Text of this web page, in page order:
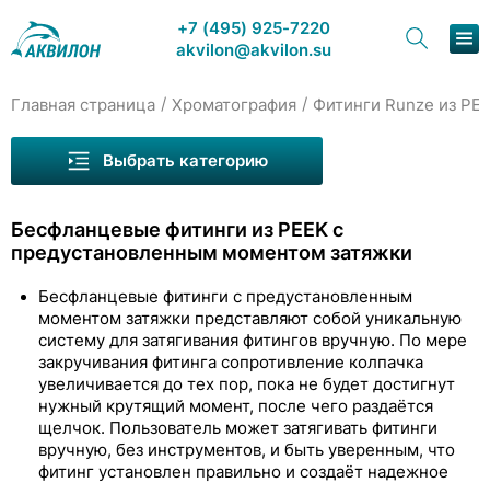
+7 (495) 925-7220
akvilon@akvilon.su
Сервис и ремонт
О компании
Контакты
Главная страница / Хроматография / Фитинги Runze из
Бесфланцевые фитинги из PEEK с
предустановленным моментом затяжки
Бесфланцевые фитинги с предустановленным
моментом затяжки представляют собой уникальную
систему для затягивания фитингов вручную. По мере
закручивания фитинга сопротивление колпачка
увеличивается до тех пор, пока не будет достигнут
нужный крутящий момент, после чего раздаётся
щелчок. Пользователь может затягивать фитинги
вручную, без инструментов, и быть уверенным, что
фитинг установлен правильно и создаёт надежное
Выбрать категорию
Капилляры Runze
Фитинги Runze из PEEK
Фланцевые фитинги из PEEK
Бесфланцевые фитинги из PEEK